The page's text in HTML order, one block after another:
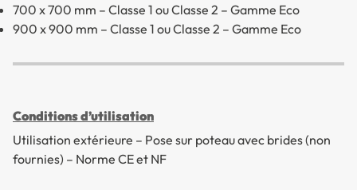
700 x 700 mm – Classe 1 ou Classe 2 – Gamme Eco
900 x 900 mm – Classe 1 ou Classe 2 – Gamme Eco
Conditions d’utilisation
Utilisation extérieure – Pose sur poteau avec brides (non
fournies) – Norme CE et NF